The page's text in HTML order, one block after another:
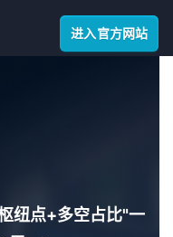
进入官方网站
纽点+多空占比"一